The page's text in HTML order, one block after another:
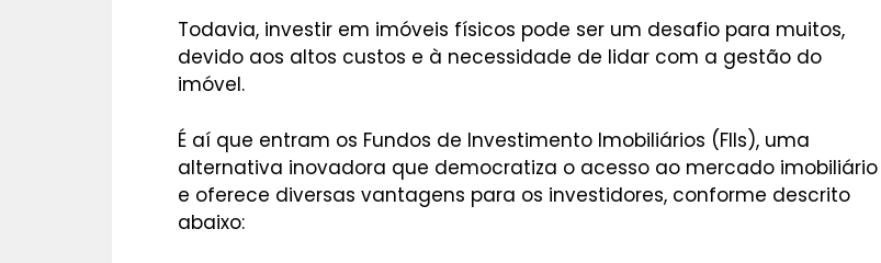
Todavia, investir em imóveis físicos pode ser um desafio para muitos,
devido aos altos custos e à necessidade de lidar com a gestão do
imóvel.
É aí que entram os Fundos de Investimento Imobiliários (FIIs), uma
alternativa inovadora que democratiza o acesso ao mercado imobiliário
e oferece diversas vantagens para os investidores, conforme descrito
abaixo: